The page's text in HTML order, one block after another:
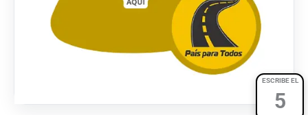
ESCRIBE EL
5